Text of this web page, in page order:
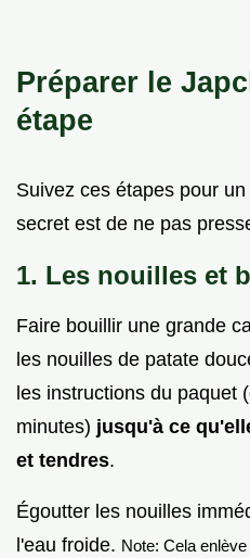
Préparer le
étape
Suivez ces étapes pour
secret est de ne pas
1. Les nouilles et
Faire bouillir une grande
les nouilles de patate
les instructions du paquet
minutes) jusqu'à ce
et tendres.
Égoutter les nouilles
l'eau froide. Note: Cela